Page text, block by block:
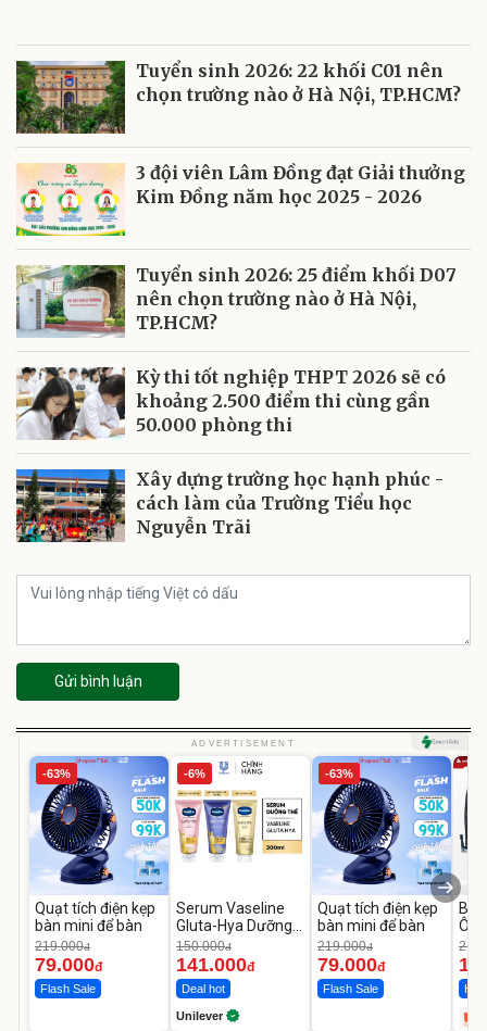
Tuyển sinh 2026: 22 khối C01 nên
chọn trường nào ở Hà Nội, TP.HCM?
3 đội viên Lâm Đồng đạt Giải thưởng
Kim Đồng năm học 2025 - 2026
Tuyển sinh 2026: 25 điểm khối D07
nên chọn trường nào ở Hà Nội,
TP.HCM?
Kỳ thi tốt nghiệp THPT 2026 sẽ có
khoảng 2.500 điểm thi cùng gần
50.000 phòng thi
Xây dựng trường học hạnh phúc -
cách làm của Trường Tiểu học
Nguyễn Trãi
Gửi bình luận
ADVERTISEMENT
-63%
Quạt tích điện kẹp
bàn mini để bàn
219.000đ
79.000đ
Flash Sale
-6%
Serum Vaseline
Gluta-Hya Dưỡng
Da Sáng Mịn Sau 7
Ngày
150.000đ
141.000đ
Deal hot
Unilever
-63%
Quạt tích điện kẹp
bàn mini để bàn
219.000đ
79.000đ
Flash Sale
Ô
Hot